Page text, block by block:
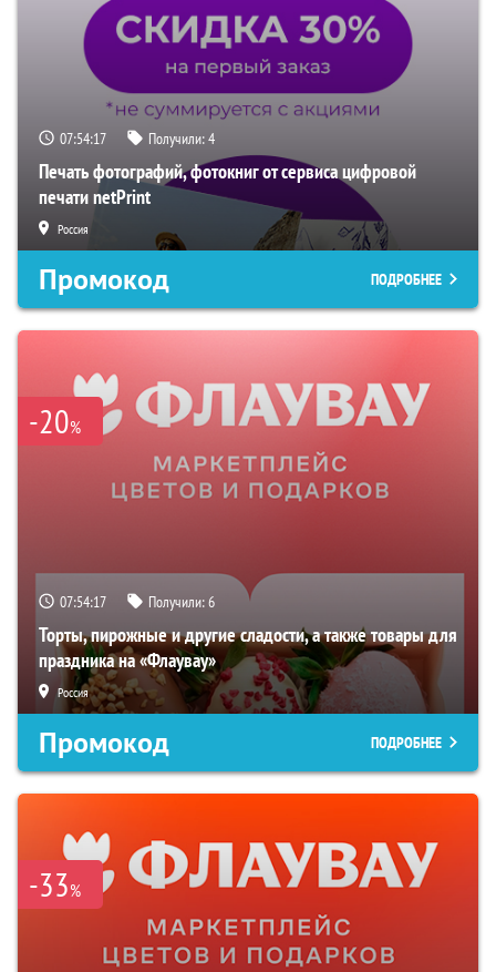
07:54:16 Получили:4
Печать фотографий, фотокниг от сервиса цифровой
печати netPrint
Россия
Промокод ПОДРОБНЕЕ
-20%
07:54:16 Получили:6
Торты, пирожные и другие сладости, а также товары для
праздника на «Флаувау»
Россия
Промокод ПОДРОБНЕЕ
-33%